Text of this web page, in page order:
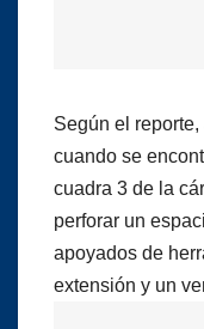
Según el
cuando se
cuadra 3 de la
perforar un
apoyados de
extensión y un